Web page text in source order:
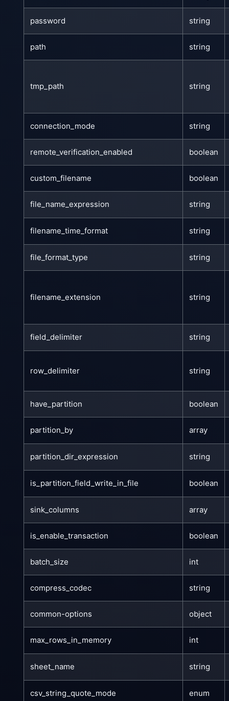
password string
path string
tmp_path string
connection_mode string
remote_verification_enabled boolean
custom_filename boolean
file_name_expression string
filename_time_format string
file_format_type string
filename_extension string
field_delimiter string
row_delimiter string
have_partition boolean
partition_by array
partition_dir_expression string
is_partition_field_write_in_file boolean
sink_columns array
is_enable_transaction boolean
batch_size int
compress_codec string
common-options object
max_rows_in_memory int
sheet_name string
csv_string_quote_mode enum